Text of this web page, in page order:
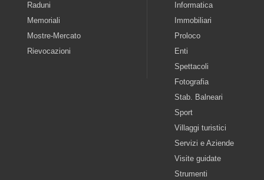
Raduni
Memoriali
Mostre-Mercato
Rievocazioni
Informatica
Immobiliari
Proloco
Enti
Spettacoli
Fotografia
Stab. Balneari
Sport
Villaggi turistici
Servizi e Aziende
Visite guidate
Strumenti